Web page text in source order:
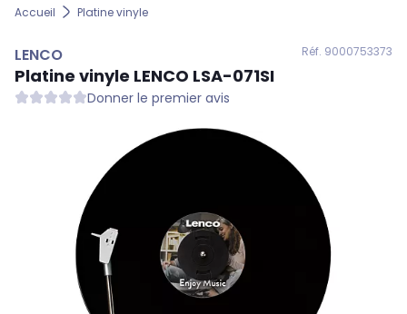
Accueil Platine vinyle
LENCO Réf. 9000753373
Platine vinyle LENCO LSA-071SI
Donner le premier avis